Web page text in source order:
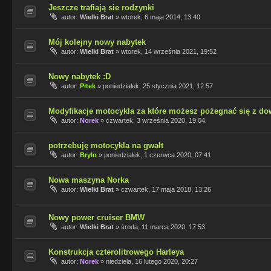
Jeszcze trafiają sie rodzynki
autor: Wielki Brat » wtorek, 6 maja 2014, 13:40
Mój kolejny nowy nabytek
autor: Wielki Brat » wtorek, 14 września 2021, 19:52
Nowy nabytek :D
autor: Pitek » poniedziałek, 25 stycznia 2021, 12:57
Modyfikacje motocykla za które możesz pożegnać się z
autor: Norek » czwartek, 3 września 2020, 19:04
potrzebuję motocykla na gwałt
autor: Brylo » poniedziałek, 1 czerwca 2020, 07:41
Nowa maszyna Norka
autor: Wielki Brat » czwartek, 17 maja 2018, 13:26
Nowy power cruiser BMW
autor: Wielki Brat » środa, 11 marca 2020, 17:53
Konstrukcja czterolitrowego Harleya
autor: Norek » niedziela, 16 lutego 2020, 20:27